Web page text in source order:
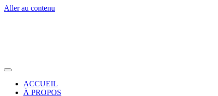
Aller au contenu
ACCUEIL
À PROPOS